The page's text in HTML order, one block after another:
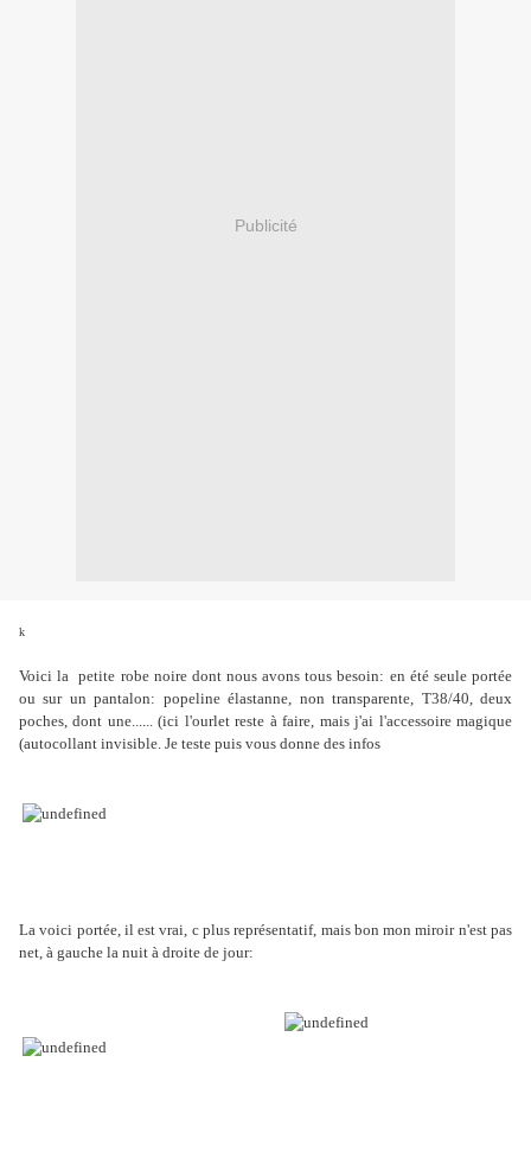
Publicité
k
Voici la petite robe noire dont nous avons tous besoin: en été seule portée
ou sur un pantalon: popeline élastanne, non transparente, T38/40, deux
poches, dont une...... (ici l'ourlet reste à faire, mais j'ai l'accessoire magique
(autocollant invisible. Je teste puis vous donne des infos
La voici portée, il est vrai, c plus représentatif, mais bon mon miroir n'est pas
net, à gauche la nuit à droite de jour: